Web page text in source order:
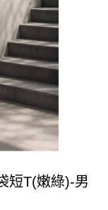
短T(嫩綠)-男